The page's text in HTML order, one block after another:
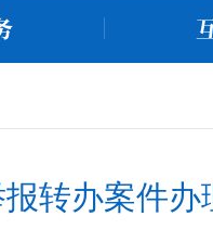
转办案件办